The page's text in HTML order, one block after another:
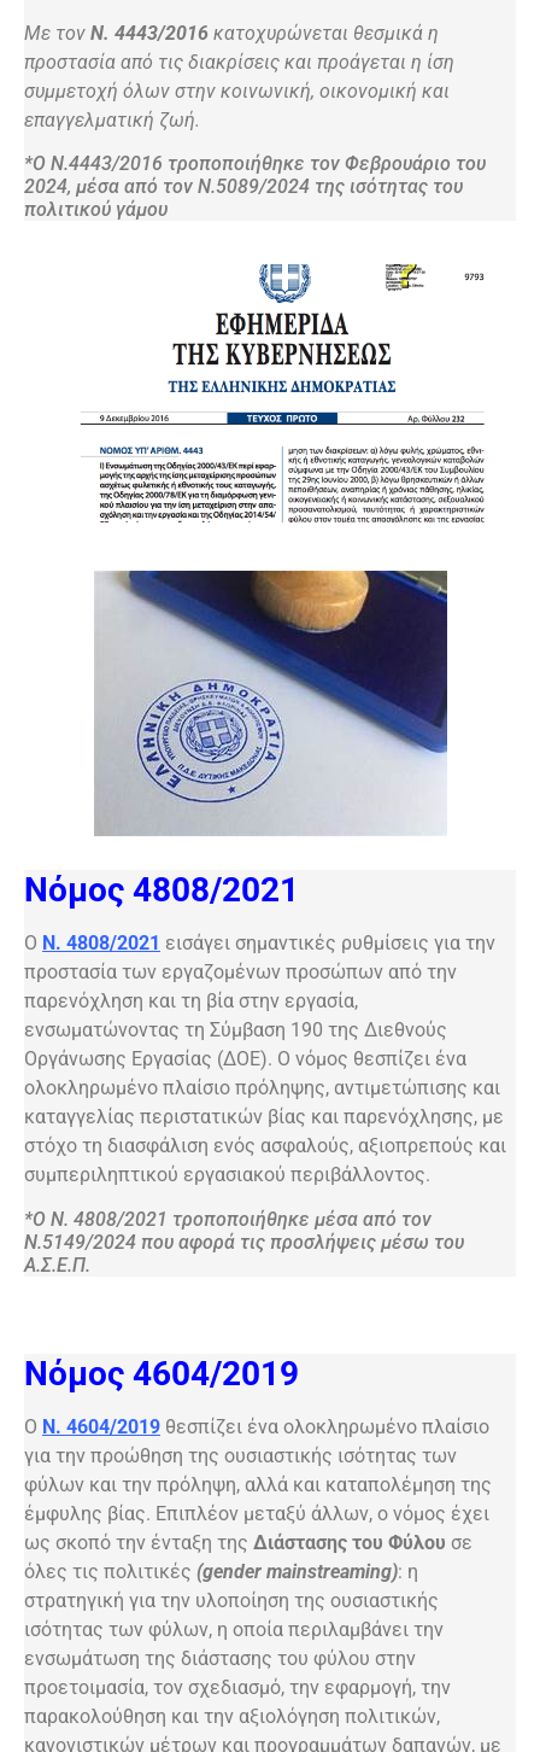
Με τον Ν. 4443/2016 κατοχυρώνεται θεσμικά η
προστασία από τις διακρίσεις και προάγεται η ίση
συμμετοχή όλων στην κοινωνική, οικονομική και
επαγγελματική ζωή.
*Ο Ν.4443/2016 τροποποιήθηκε τον Φεβρουάριο του
2024, μέσα από τον Ν.5089/2024 της ισότητας του
πολιτικού γάμου
Νόμος 4808/2021
Ο Ν. 4808/2021 εισάγει σημαντικές ρυθμίσεις για την
προστασία των εργαζομένων προσώπων από την
παρενόχληση και τη βία στην εργασία,
ενσωματώνοντας τη Σύμβαση 190 της Διεθνούς
Οργάνωσης Εργασίας (ΔΟΕ). Ο νόμος θεσπίζει ένα
ολοκληρωμένο πλαίσιο πρόληψης, αντιμετώπισης και
καταγγελίας περιστατικών βίας και παρενόχλησης, με
στόχο τη διασφάλιση ενός ασφαλούς, αξιοπρεπούς και
συμπεριληπτικού εργασιακού περιβάλλοντος.
*Ο Ν. 4808/2021 τροποποιήθηκε μέσα από τον
Ν.5149/2024 που αφορά τις προσλήψεις μέσω του
Α.Σ.Ε.Π.
Νόμος 4604/2019
Ο Ν. 4604/2019 θεσπίζει ένα ολοκληρωμένο πλαίσιο
για την προώθηση της ουσιαστικής ισότητας των
φύλων και την πρόληψη, αλλά και καταπολέμηση της
έμφυλης βίας. Επιπλέον μεταξύ άλλων, ο νόμος έχει
ως σκοπό την ένταξη της Διάστασης του Φύλου σε
όλες τις πολιτικές (gender mainstreaming): η
στρατηγική για την υλοποίηση της ουσιαστικής
ισότητας των φύλων, η οποία περιλαμβάνει την
ενσωμάτωση της διάστασης του φύλου στην
προετοιμασία, τον σχεδιασμό, την εφαρμογή, την
παρακολούθηση και την αξιολόγηση πολιτικών,
κανονιστικών μέτρων και προγραμμάτων δαπανών, με